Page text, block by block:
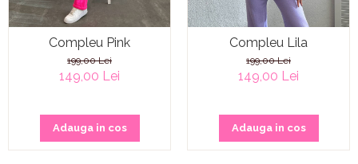
Compleu Pink
199,00 Lei
149,00 Lei
Adauga in cos
Compleu Lila
199,00 Lei
149,00 Lei
Adauga in cos